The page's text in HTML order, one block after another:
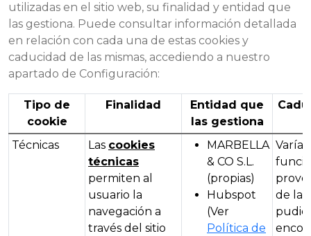
utilizadas en el sitio web, su finalidad y entidad que
las gestiona. Puede consultar información detallada
en relación con cada una de estas cookies y
caducidad de las mismas, accediendo a nuestro
apartado de Configuración:
Tipo de
cookie
Finalidad
Entidad que
las gestiona
Técnicas Las cookies
técnicas
permiten al
usuario la
navegación a
través del sitio
MARBELLA
& CO S.L.
(propias)
Hubspot
(Ver
Política de
Varía
de la